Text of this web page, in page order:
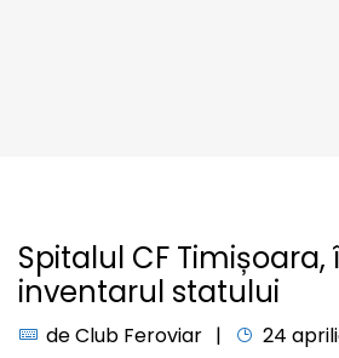
Spitalul CF Timișoara,
inventarul statului
deClub Feroviar 24